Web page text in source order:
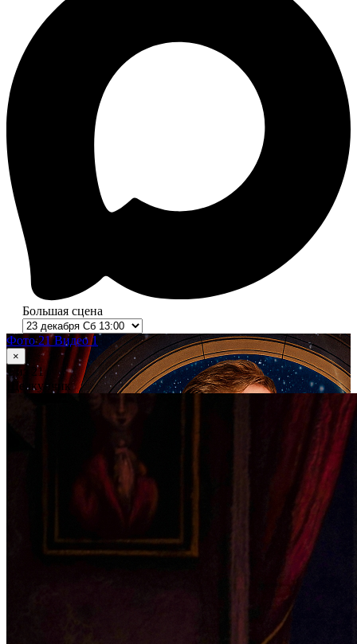
Большая сцена
Фото 21Видео 1
×
1
из 21
Щелкунчик